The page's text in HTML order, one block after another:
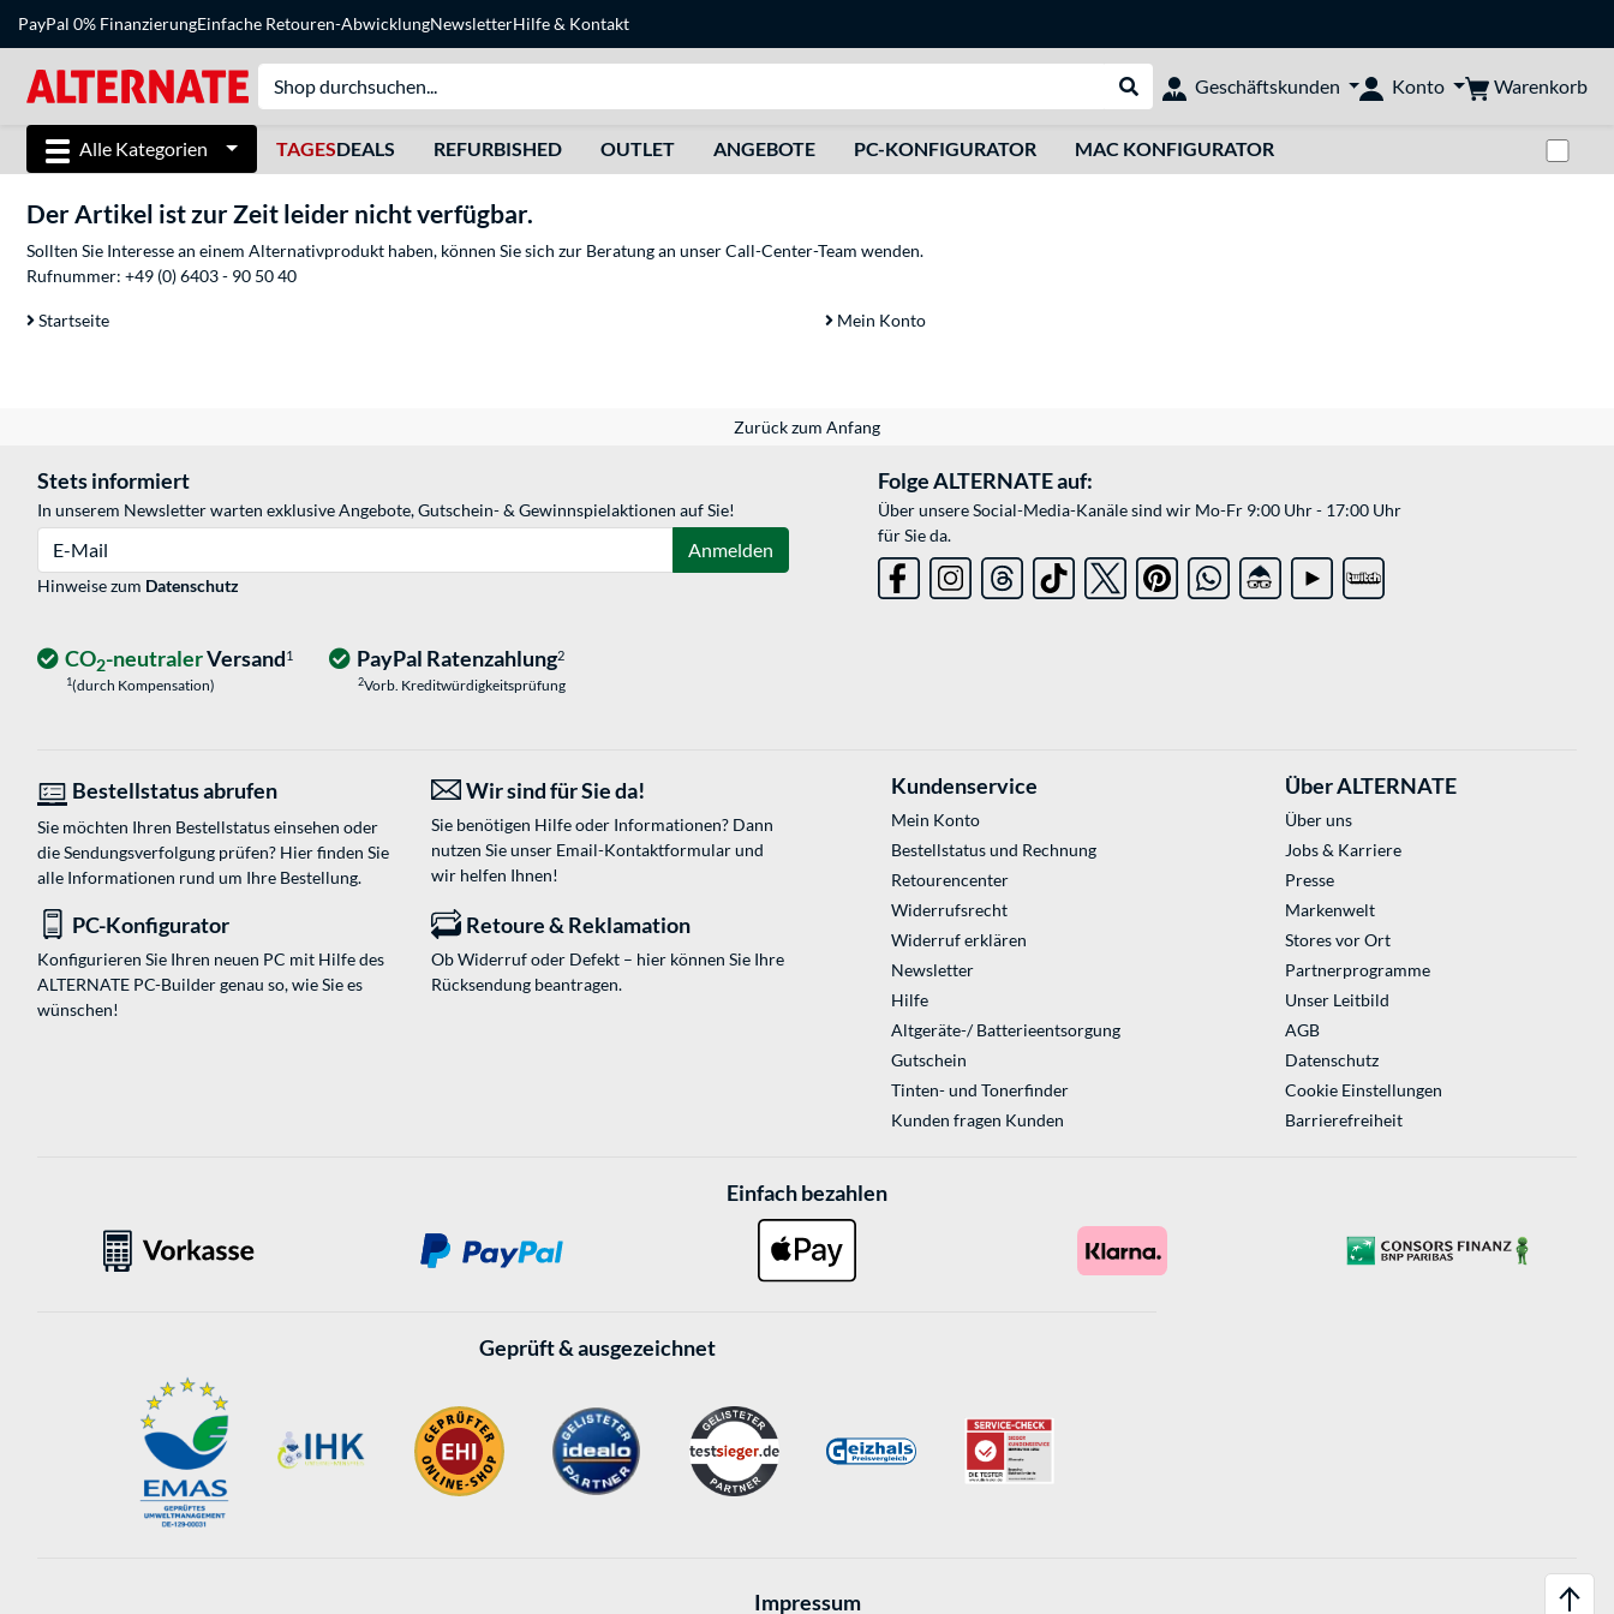
PayPal 0% FinanzierungEinfache Retouren-AbwicklungNewsletterHilfe& Kontakt
Suche durchführen
Geschäftskunden Konto Warenkorb
Alle Kategorien TAGESDEALS REFURBISHED OUTLET ANGEBOTE PC-KONFIGURATOR MAC KONFIGURATOR
Der Artikel ist zur Zeit leider nicht verfügbar.
Sollten Sie Interesse an einem Alternativprodukt haben, können Sie sich zur Beratung an unser Call-Center-Team wenden.
Rufnummer: +49 (0) 6403 - 90 50 40
Startseite Mein Konto
Zurück zum Anfang
Stets informiert
In unserem Newsletter warten exklusive Angebote, Gutschein- & Gewinnspielaktionen auf Sie!
Anmelden
Hinweise zum Datenschutz
Folge ALTERNATE auf:
Über unsere Social-Media-Kanäle sind wir Mo-Fr 9:00 Uhr - 17:00 Uhr
für Sie da.
CO2-neutralerVersand1
1(durch Kompensation)
PayPal Ratenzahlung2
2Vorb. Kreditwürdigkeitsprüfung
Bestellstatus abrufen
Sie möchten Ihren Bestellstatus einsehen oder
die Sendungsverfolgung prüfen? Hier finden Sie
alle Informationen rund um Ihre Bestellung.
Wir sind für Sie da!
Sie benötigen Hilfe oder Informationen? Dann
nutzen Sie unser Email-Kontaktformularund
wir helfen Ihnen!
PC-Konfigurator
Konfigurieren Sie Ihren neuen PC mit Hilfe des
ALTERNATE PC-Builder genau so, wie Sie es
wünschen!
Retoure & Reklamation
Ob Widerruf oder Defekt – hier können Sie Ihre
Rücksendung beantragen.
Kundenservice
Mein Konto
Bestellstatus und Rechnung
Retourencenter
Widerrufsrecht
Widerruf erklären
Newsletter
Hilfe
Altgeräte-/ Batterieentsorgung
Gutschein
Tinten- und Tonerfinder
Kunden fragen Kunden
Über ALTERNATE
Über uns
Jobs & Karriere
Presse
Markenwelt
Stores vor Ort
Partnerprogramme
Unser Leitbild
AGB
Datenschutz
Cookie Einstellungen
Barrierefreiheit
Einfach bezahlen
Geprüft & ausgezeichnet
Impressum